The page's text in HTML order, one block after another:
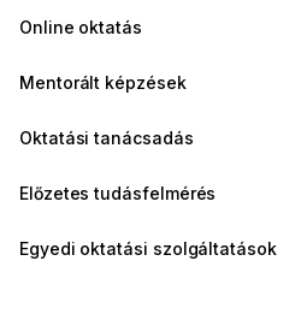
Online oktatás
Mentorált képzések
Oktatási tanácsadás
Előzetes tudásfelmérés
Egyedi oktatási szolgáltatások